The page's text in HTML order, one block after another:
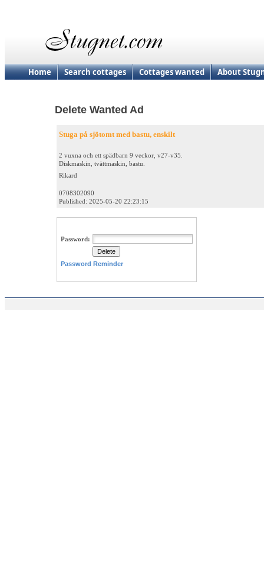
Home Search cottages Cottages wanted About
Delete Wanted Ad
Stuga på sjötomt med bastu, enskilt
2 vuxna och ett spädbarn 9 veckor, v27-v35.
Diskmaskin, tvättmaskin, bastu.
Rikard
0708302090
Published: 2025-05-20 22:23:15
Password:
Password Reminder